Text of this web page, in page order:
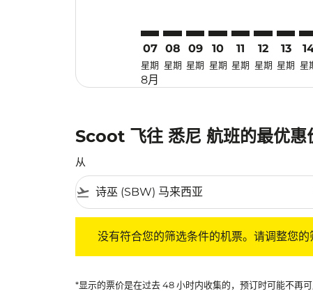
07
星期
8月
08
星期
09
星期
10
星期
11
星期
12
星期
13
星期 星
Scoot 飞往 悉尼 航班的最优惠
从
flight_takeoff
没有符合您的筛选条件的机票。请调整您的
*显示的票价是在过去 48 小时内收集的，预订时可能不再